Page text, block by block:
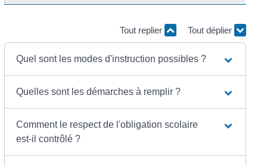
Tout replier Tout déplier
Quel sont les modes d'instruction possibles ?
Quelles sont les démarches à remplir ?
Comment le respect de l'obligation scolaire
est-il contrôlé ?